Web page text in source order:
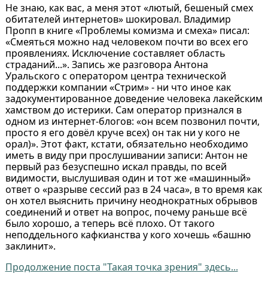
Не знаю, как вас, а меня этот «лютый, бешеный смех
обитателей интернетов» шокировал. Владимир
Пропп в книге «Проблемы комизма и смеха» писал:
«Смеяться можно над человеком почти во всех его
проявлениях. Исключение составляет область
страданий...». Запись же разговора Антона
Уральского с оператором центра технической
поддержки компании «Стрим» - ни что иное как
задокументированное доведение человека лакейским
хамством до истерики. Сам оператор признался в
одном из интернет-блогов: «он всем позвонил почти,
просто я его довёл круче всех) он так ни у кого не
орал)». Этот факт, кстати, обязательно необходимо
иметь в виду при прослушивании записи: Антон не
первый раз безуспешно искал правды, по всей
видимости, выслушивая один и тот же «машинный»
ответ о «разрыве сессий раз в 24 часа», в то время как
он хотел выяснить причину неоднократных обрывов
соединений и ответ на вопрос, почему раньше всё
было хорошо, а теперь всё плохо. От такого
неподдельного кафкианства у кого хочешь «башню
заклинит».
Продолжение поста "Такая точка зрения" здесь...